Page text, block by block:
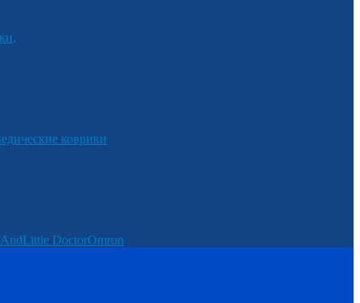
коврики
AndLittle DoctorOmron